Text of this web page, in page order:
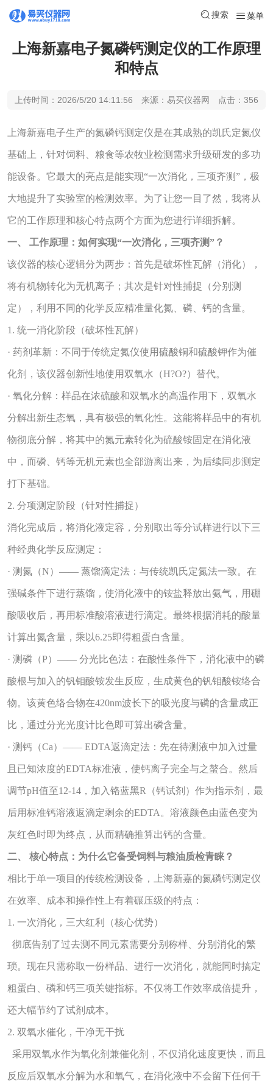
搜索 菜单
上海新嘉电子氮磷钙测定仪的工作原理
和特点
上传时间：2026/5/20 14:11:56 来源：易买仪器网 点击：356
上海新嘉电子生产的氮磷钙测定仪是在其成熟的凯氏定氮仪
基础上，针对饲料、粮食等农牧业检测需求升级研发的多功
能设备。它最大的亮点是能实现“一次消化，三项齐测”，极
大地提升了实验室的检测效率。为了让您一目了然，我将从
它的工作原理和核心特点两个方面为您进行详细拆解。
一、 工作原理：如何实现“一次消化，三项齐测”？
该仪器的核心逻辑分为两步：首先是破坏性瓦解（消化），
将有机物转化为无机离子；其次是针对性捕捉（分别测
定），利用不同的化学反应精准量化氮、磷、钙的含量。
1. 统一消化阶段（破坏性瓦解）
· 药剂革新：不同于传统定氮仪使用硫酸铜和硫酸钾作为催
化剂，该仪器创新性地使用双氧水（H?O?）替代。
· 氧化分解：样品在浓硫酸和双氧水的高温作用下，双氧水
分解出新生态氧，具有极强的氧化性。这能将样品中的有机
物彻底分解，将其中的氮元素转化为硫酸铵固定在消化液
中，而磷、钙等无机元素也全部游离出来，为后续同步测定
打下基础。
2. 分项测定阶段（针对性捕捉）
消化完成后，将消化液定容，分别取出等分试样进行以下三
种经典化学反应测定：
· 测氮（N）—— 蒸馏滴定法：与传统凯氏定氮法一致。在
强碱条件下进行蒸馏，使消化液中的铵盐释放出氨气，用硼
酸吸收后，再用标准酸溶液进行滴定。最终根据消耗的酸量
计算出氮含量，乘以6.25即得粗蛋白含量。
· 测磷（P）—— 分光比色法：在酸性条件下，消化液中的磷
酸根与加入的钒钼酸铵发生反应，生成黄色的钒钼酸铵络合
物。该黄色络合物在420nm波长下的吸光度与磷的含量成正
比，通过分光光度计比色即可算出磷含量。
· 测钙（Ca）—— EDTA返滴定法：先在待测液中加入过量
且已知浓度的EDTA标准液，使钙离子完全与之螯合。然后
调节pH值至12-14，加入铬蓝黑R（钙试剂）作为指示剂，最
后用标准钙溶液返滴定剩余的EDTA。溶液颜色由蓝色变为
灰红色时即为终点，从而精确推算出钙的含量。
二、 核心特点：为什么它备受饲料与粮油质检青睐？
相比于单一项目的传统检测设备，上海新嘉的氮磷钙测定仪
在效率、成本和操作性上有着碾压级的特点：
1. 一次消化，三大红利（核心优势）
彻底告别了过去测不同元素需要分别称样、分别消化的繁
琐。现在只需称取一份样品、进行一次消化，就能同时搞定
粗蛋白、磷和钙三项关键指标。不仅将工作效率成倍提升，
还大幅节约了试剂成本。
2. 双氧水催化，干净无干扰
采用双氧水作为氧化剂兼催化剂，不仅消化速度更快，而且
反应后双氧水分解为水和氧气，在消化液中不会留下任何干